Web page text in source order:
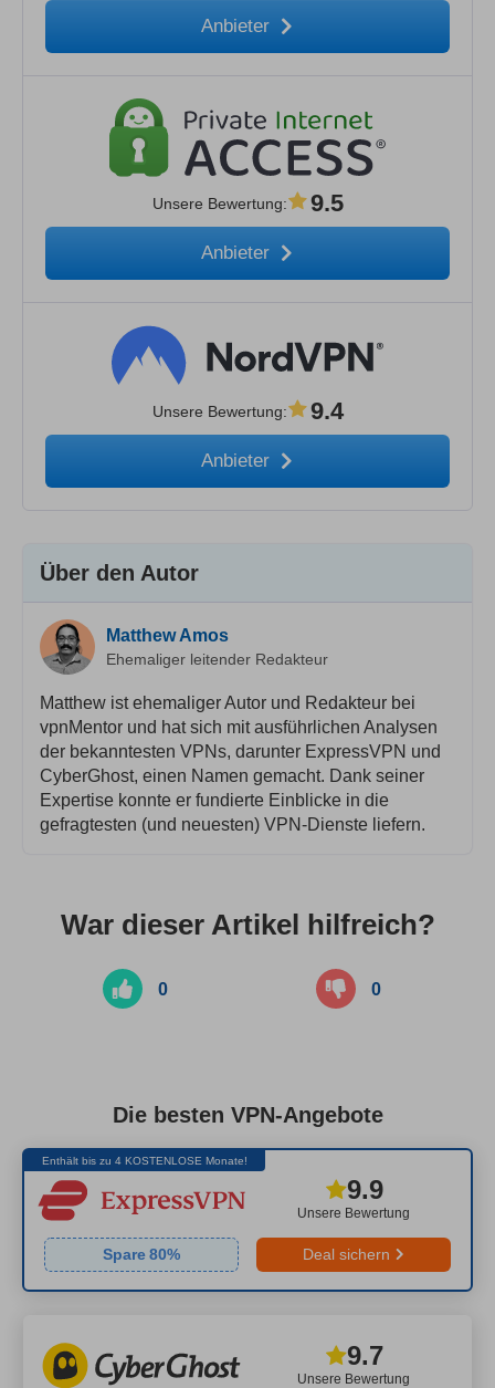
Anbieter
Unsere Bewertung: 9.5
Anbieter
Unsere Bewertung: 9.4
Anbieter
Über den Autor
Matthew Amos
Ehemaliger leitender Redakteur
Matthew ist ehemaliger Autor und Redakteur bei
vpnMentor und hat sich mit ausführlichen Analysen
der bekanntesten VPNs, darunter ExpressVPN und
CyberGhost, einen Namen gemacht. Dank seiner
Expertise konnte er fundierte Einblicke in die
gefragtesten (und neuesten) VPN-Dienste liefern.
War dieser Artikel hilfreich?
0 0
Die besten VPN-Angebote
Enthält bis zu 4 KOSTENLOSE Monate!
Unsere Bewertung
9.9
Spare80% Deal sichern
Unsere Bewertung
9.7